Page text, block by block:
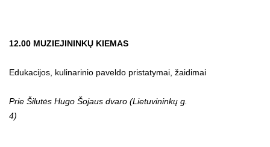
12.00 MUZIEJININKŲ KIEMAS
Edukacijos, kulinarinio paveldo pristatymai, žaidimai
Prie Šilutės Hugo Šojaus dvaro (Lietuvininkų g.
4)